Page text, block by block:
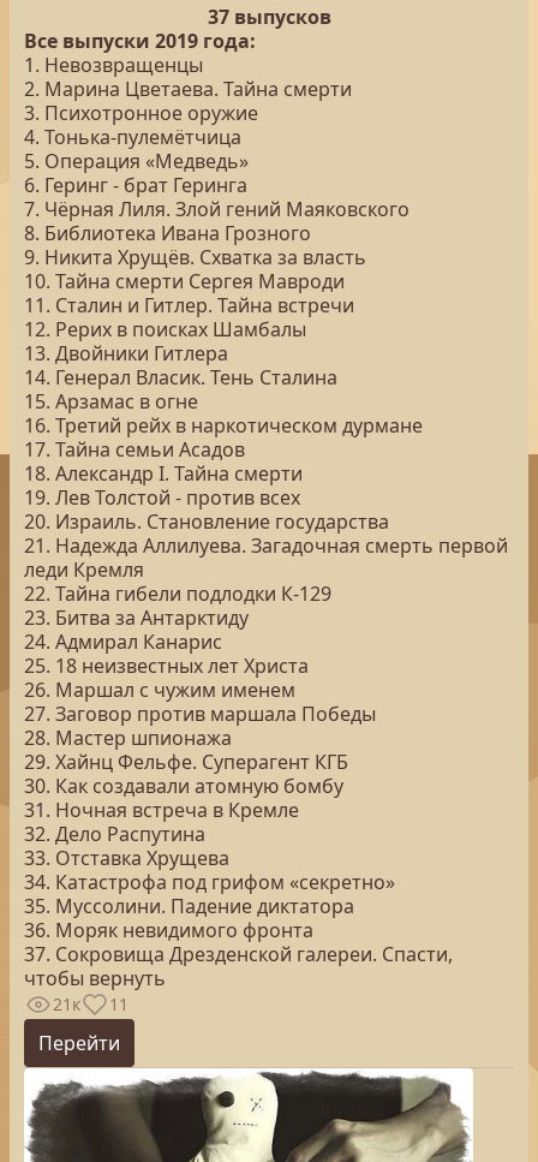
37 выпусков
Все выпуски 2019 года:
1. Невозвращенцы
2. Марина Цветаева. Тайна смерти
3. Психотронное оружие
4. Тонька-пулемётчица
5. Операция «Медведь»
6. Геринг - брат Геринга
7. Чёрная Лиля. Злой гений Маяковского
8. Библиотека Ивана Грозного
9. Никита Хрущёв. Схватка за власть
10. Тайна смерти Сергея Мавроди
11. Сталин и Гитлер. Тайна встречи
12. Рерих в поисках Шамбалы
13. Двойники Гитлера
14. Генерал Власик. Тень Сталина
15. Арзамас в огне
16. Третий рейх в наркотическом дурмане
17. Тайна семьи Асадов
18. Александр I. Тайна смерти
19. Лев Толстой - против всех
20. Израиль. Становление государства
21. Надежда Аллилуева. Загадочная смерть первой
леди Кремля
22. Тайна гибели подлодки К-129
23. Битва за Антарктиду
24. Адмирал Канарис
25. 18 неизвестных лет Христа
26. Маршал с чужим именем
27. Заговор против маршала Победы
28. Мастер шпионажа
29. Хайнц Фельфе. Суперагент КГБ
30. Как создавали атомную бомбу
31. Ночная встреча в Кремле
32. Дело Распутина
33. Отставка Хрущева
34. Катастрофа под грифом «секретно»
35. Муссолини. Падение диктатора
36. Моряк невидимого фронта
37. Сокровища Дрезденской галереи. Спасти,
чтобы вернуть
21к 11
Перейти